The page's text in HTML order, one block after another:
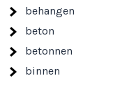
behangen
beton
betonnen
binnen